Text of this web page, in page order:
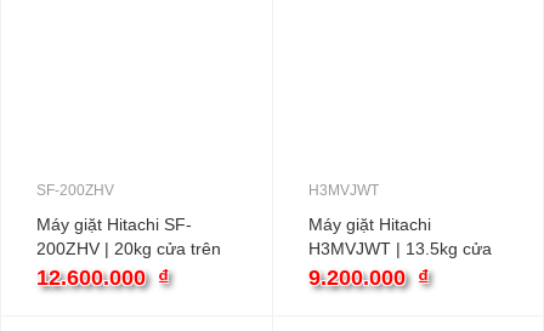
SF-200ZHV
Máy giặt Hitachi SF-
200ZHV | 20kg cửa trên
inverter
12.600.000 ₫
H3MVJWT
Máy giặt Hitachi
H3MVJWT | 13.5kg cửa
trên inverter
9.200.000 ₫